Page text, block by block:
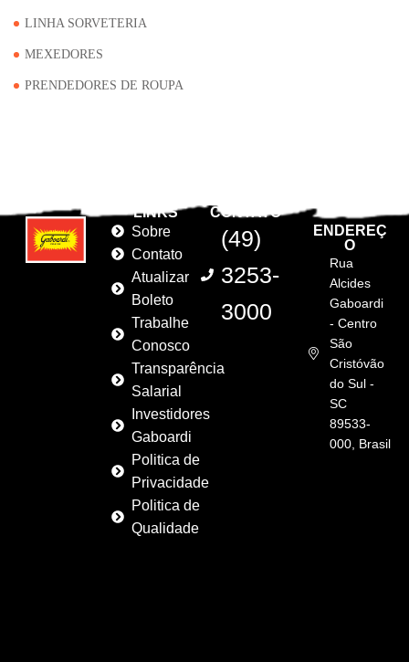
LINHA SORVETERIA
MEXEDORES
PRENDEDORES DE ROUPA
LINKS
Sobre
Contato
Atualizar
Boleto
Trabalhe
Conosco
Transparência
Salarial
Investidores
Gaboardi
Politica de
Privacidade
Politica de
Qualidade
CONTATO
(49)
3253-
3000
ENDEREÇ
O
Rua
Alcides
Gaboardi
- Centro
São
Cristóvão
do Sul -
SC
89533-
000, Brasil